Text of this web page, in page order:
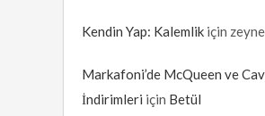
Kendin Yap: Kalemlik için
Markafoni’de McQueen ve
İndirimleri için Betül